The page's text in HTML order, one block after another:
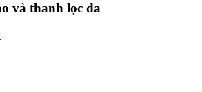
và thanh lọc da